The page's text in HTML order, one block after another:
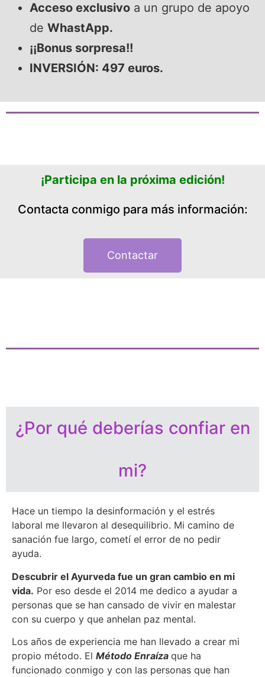
Acceso exclusivo a un grupo de apoyo
de WhastApp.
¡¡Bonus sorpresa!!
INVERSIÓN: 497 euros.
¡Participa en la próxima edición!
Contacta conmigo para más información:
Contactar
¿Por qué deberías confiar en
mi?
Hace un tiempo la desinformación y el estrés
laboral me llevaron al desequilibrio. Mi camino de
sanación fue largo, cometí el error de no pedir
ayuda.
Descubrir el Ayurveda fue un gran cambio en mi
vida. Por eso desde el 2014 me dedico a ayudar a
personas que se han cansado de vivir en malestar
con su cuerpo y que anhelan paz mental.
Los años de experiencia me han llevado a crear mi
propio método. El Método Enraíza que ha
funcionado conmigo y con las personas que han